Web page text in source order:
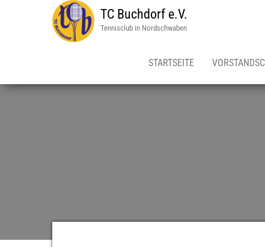
TC Buchdorf e.V.
Tennisclub in Nordschwaben
STARTSEITE